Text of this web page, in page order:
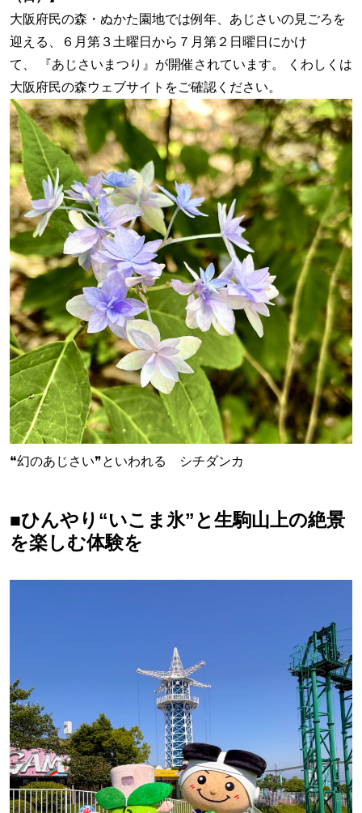
大阪府民の森・ぬかた園地では例年、あじさいの見ごろを
迎える、６月第３土曜日から７月第２日曜日にかけ
て、 『あじさいまつり』が開催されています。 くわしくは
大阪府民の森ウェブサイトをご確認ください。
❝幻のあじさい❞といわれる シチダンカ
■ひんやり“いこま氷”と生駒山上の絶景
を楽しむ体験を